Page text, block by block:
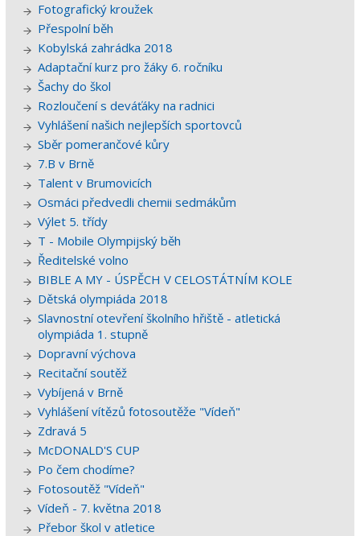
Fotografický kroužek
Přespolní běh
Kobylská zahrádka 2018
Adaptační kurz pro žáky 6. ročníku
Šachy do škol
Rozloučení s deváťáky na radnici
Vyhlášení našich nejlepších sportovců
Sběr pomerančové kůry
7.B v Brně
Talent v Brumovicích
Osmáci předvedli chemii sedmákům
Výlet 5. třídy
T - Mobile Olympijský běh
Ředitelské volno
BIBLE A MY - ÚSPĚCH V CELOSTÁTNÍM KOLE
Dětská olympiáda 2018
Slavnostní otevření školního hřiště - atletická
olympiáda 1. stupně
Dopravní výchova
Recitační soutěž
Vybíjená v Brně
Vyhlášení vítězů fotosoutěže "Vídeň"
Zdravá 5
McDONALD'S CUP
Po čem chodíme?
Fotosoutěž "Vídeň"
Vídeň - 7. května 2018
Přebor škol v atletice